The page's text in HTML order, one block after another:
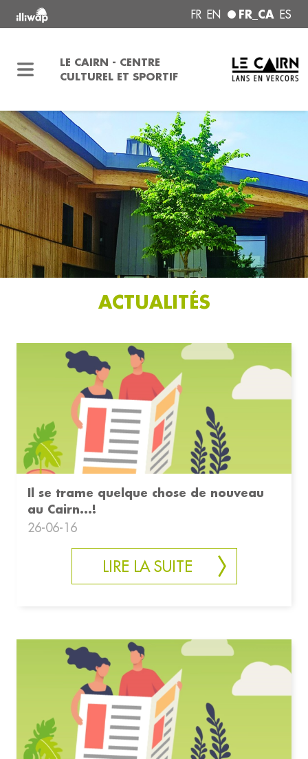
FR EN FR_CA ES
LE CAIRN - CENTRE
CULTUREL ET SPORTIF
ACTUALITÉS
Il se trame quelque chose de nouveau
au Cairn...!
26-06-16
LIRE LA SUITE